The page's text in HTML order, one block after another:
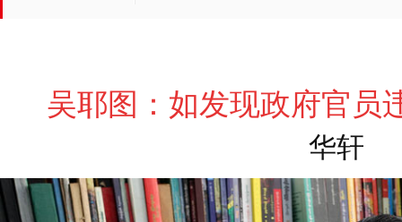
吴耶图：如发现政府官员
华轩